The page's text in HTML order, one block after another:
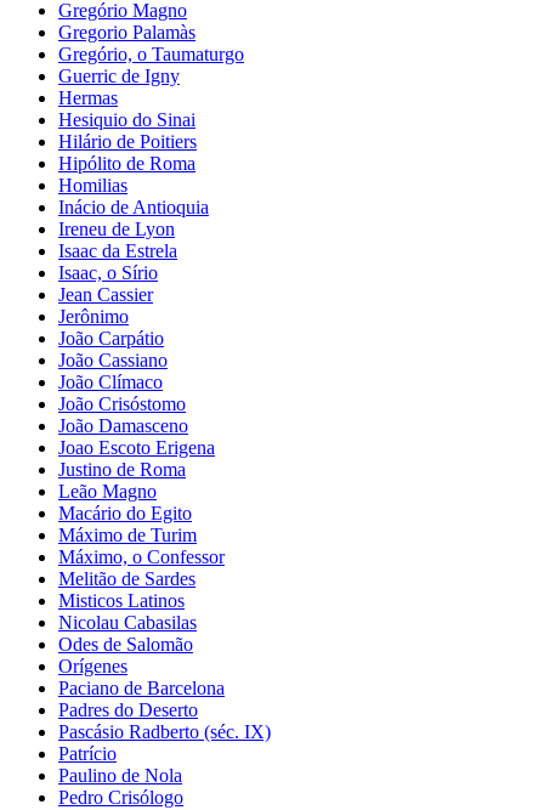
Gregório Magno
Gregorio Palamàs
Gregório, o Taumaturgo
Guerric de Igny
Hermas
Hesiquio do Sinai
Hilário de Poitiers
Hipólito de Roma
Homilias
Inácio de Antioquia
Ireneu de Lyon
Isaac da Estrela
Isaac, o Sírio
Jean Cassier
Jerônimo
João Carpátio
João Cassiano
João Clímaco
João Crisóstomo
João Damasceno
Joao Escoto Erigena
Justino de Roma
Leão Magno
Macário do Egito
Máximo de Turim
Máximo, o Confessor
Melitão de Sardes
Misticos Latinos
Nicolau Cabasilas
Odes de Salomão
Orígenes
Paciano de Barcelona
Padres do Deserto
Pascásio Radberto (séc. IX)
Patrício
Paulino de Nola
Pedro Crisólogo